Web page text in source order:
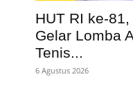
HUT RI ke-
Gelar Lomba
Tenis...
6 Agustus 2026